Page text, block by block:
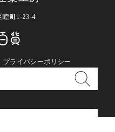
睦町1-23-4
プライバシーポリシー